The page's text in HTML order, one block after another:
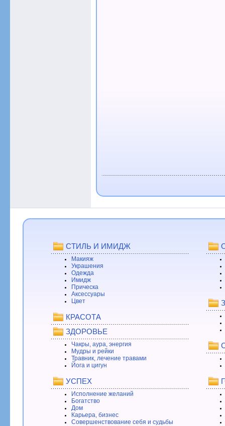
СТИЛЬ И ИМИДЖ
Макияж
Украшения
Одежда
Имидж
Прическа
Аксессуары
Цвет
КРАСОТА
ЗДОРОВЬЕ
Чакры, аура, энергия
Мудры и рейки
Травник, лечение травами
Йога и цигун
УСПЕХ
Исполнение желаний
Богатство
Дом
Карьера, бизнес
Совершенствование себя и судьбы